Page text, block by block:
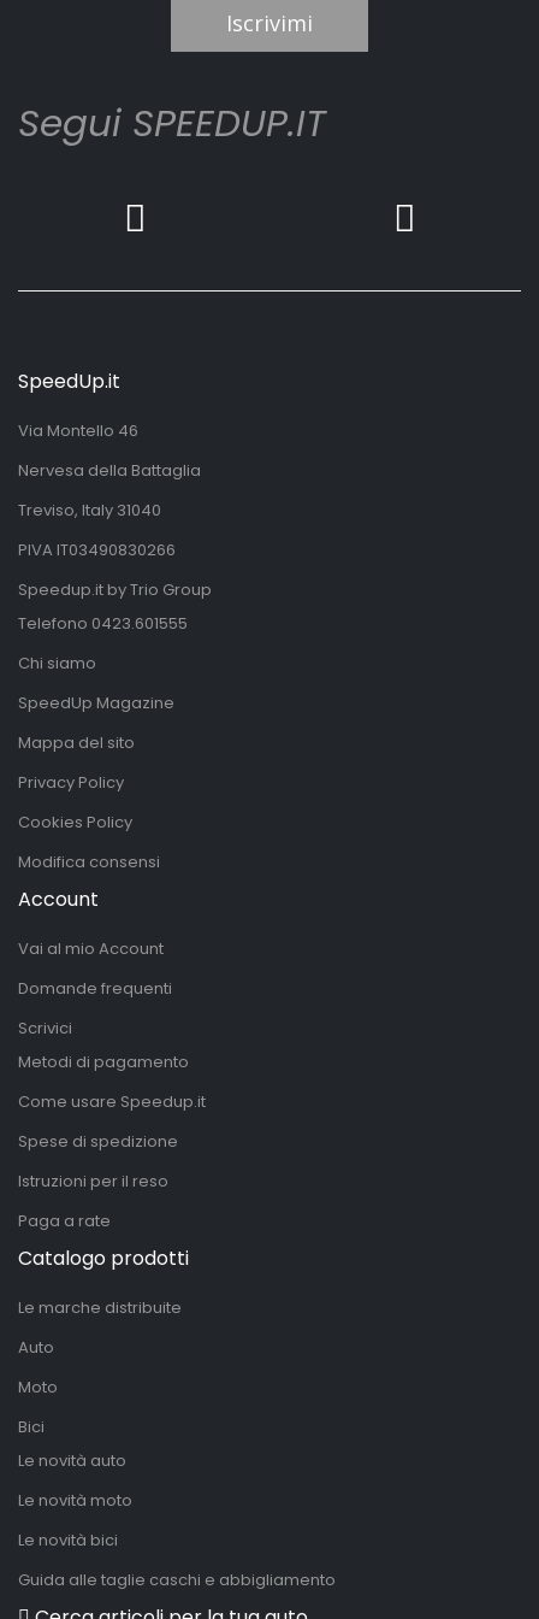
Iscrivimi
Segui SPEEDUP.IT
SpeedUp.it
Via Montello 46
Nervesa della Battaglia
Treviso, Italy 31040
PIVA IT03490830266
Speedup.it by Trio Group
Telefono 0423.601555
Chi siamo
SpeedUp Magazine
Mappa del sito
Privacy Policy
Cookies Policy
Modifica consensi
Account
Vai al mio Account
Domande frequenti
Scrivici
Metodi di pagamento
Come usare Speedup.it
Spese di spedizione
Istruzioni per il reso
Paga a rate
Catalogo prodotti
Le marche distribuite
Auto
Moto
Bici
Le novità auto
Le novità moto
Le novità bici
Guida alle taglie caschi e abbigliamento